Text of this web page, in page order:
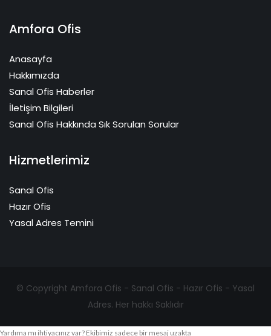
Amfora Ofis
Anasayfa
Hakkımızda
Sanal Ofis Haberler
İletişim Bilgileri
Sanal Ofis Hakkında Sık Sorulan Sorular
Hizmetlerimiz
Sanal Ofis
Hazır Ofis
Yasal Adres Temini
© Copyright Amfora Ofis - Sanal Ofis - Hazır Ofis - Yasal
Adres. Her hakkı Saklıdır
Yardıma mı ihtiyacınız var? Ekibimiz sadece bir mesaj uzakta